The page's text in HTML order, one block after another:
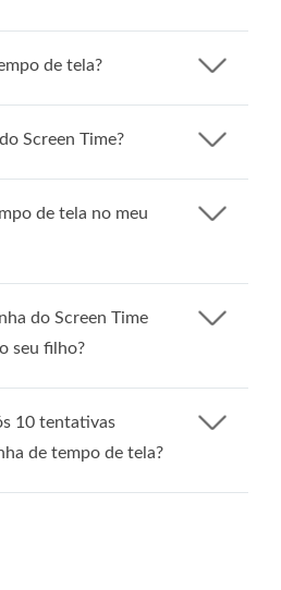
de tela?
Screen Time?
de tela no meu
do Screen Time
seu filho?
10 tentativas
de tempo de tela?